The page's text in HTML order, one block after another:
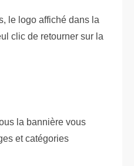
le logo affiché dans la
clic de retourner sur la
la bannière vous
et catégories